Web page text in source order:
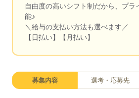
自由度の高いシフト制だから、プラ
能♪
＼給与の支払い方法も選べます／
【日払い】【月払い】
募集内容 選考・応募先